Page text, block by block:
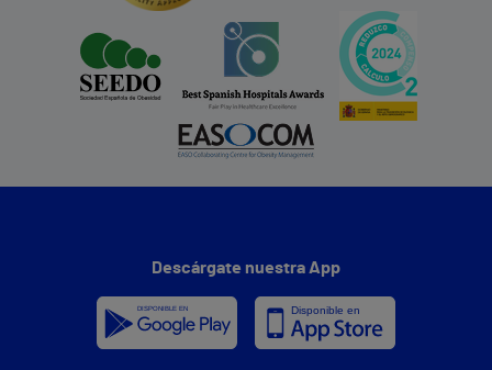
Descárgate nuestra App